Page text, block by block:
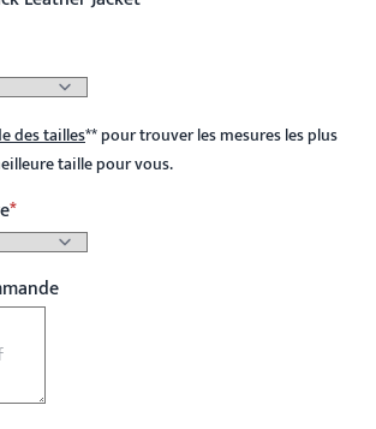
des tailles**pour trouver les mesures les plus
taille pour vous.